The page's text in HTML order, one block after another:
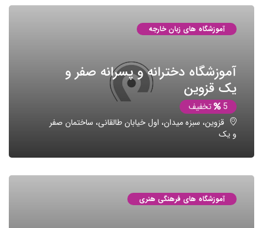
آموزشگاه های زبان خارجه
آموزشگاه دخترانه و پسرانه صفر و
یک قزوین
5
تخفیف
قزوین، سبزه میدان، اول خیابان طالقانی، ساختمان صفر
و یک
آموزشگاه های فرهنگی هنری